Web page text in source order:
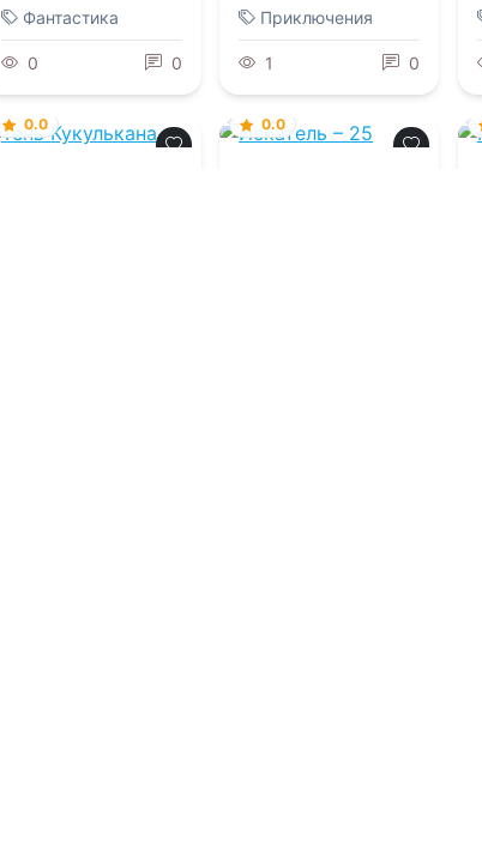
Фантастика
0 0
Елена Сергеевна
Татищева
Приключения
1 0
0.0 0.0